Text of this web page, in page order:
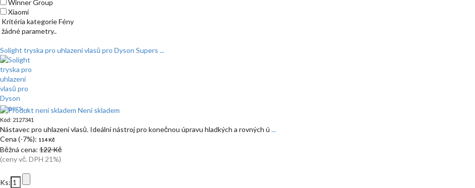
Winner Group
Xiaomi
Kritéria kategorie Fény
žádné parametry..
Solight tryska pro uhlazení vlasů pro Dyson Supers ...
Není skladem
Kód: 2127341
Nástavec pro uhlazení vlasů. Ideální nástroj pro konečnou úpravu hladkých a rovných ú ...
Cena (-7%): 114 Kč
Běžná cena: 122 Kč
(ceny vč. DPH 21%)
Ks: